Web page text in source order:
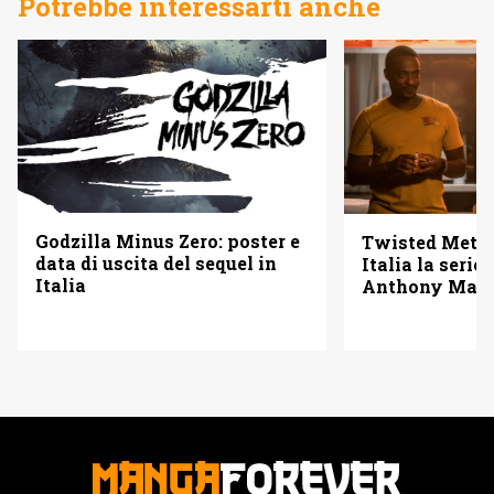
Godzilla Minus Zero: poster e
data di uscita del sequel in
Italia
Twisted
Italia la serie
Anthony